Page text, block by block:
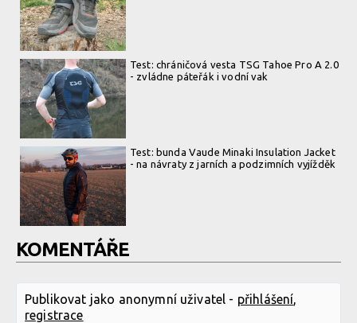
Test: chráničová vesta TSG Tahoe Pro A 2.0
- zvládne páteřák i vodní vak
Test: bunda Vaude Minaki Insulation Jacket
- na návraty z jarních a podzimních vyjížděk
KOMENTÁŘE
Publikovat jako anonymní uživatel - přihlášení,
registrace